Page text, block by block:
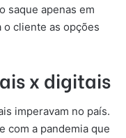
saque apenas em
o cliente as opções
x digitais
imperavam no país.
com a pandemia que